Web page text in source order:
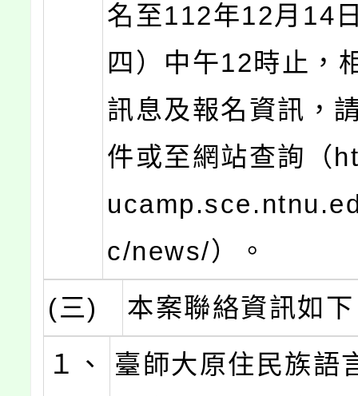
名至112年12月14
四）中午12時止，
訊息及報名資訊，
件或至網站查詢（
c/news/）。
(三)
本案聯絡資訊如
１、
臺師大原住民族語